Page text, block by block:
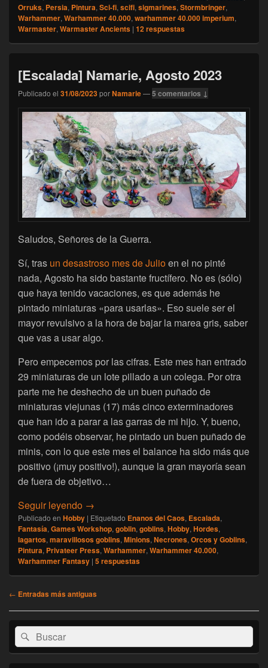
Orruks, Persia, Pintura, Sci-fi, scifi, sigmarines, Stormbringer,
Warhammer, Warhammer 40.000, warhammer 40.000 imperium,
Warmaster, Warmaster Ancients | 12respuestas
[Escalada] Namarie, Agosto 2023
Publicado el 31/08/2023porNamarie—5 comentarios ↓
Saludos, Señores de la Guerra.
Sí, tras un desastroso mes de Julioen el no pinté
nada, Agosto ha sido bastante fructífero. No es (sólo)
que haya tenido vacaciones, es que además he
pintado miniaturas «para usarlas». Eso suele ser el
mayor revulsivo a la hora de bajar la marea gris, saber
que vas a usar algo.
Pero empecemos por las cifras. Este mes han entrado
29 miniaturas de un lote pillado a un colega. Por otra
parte me he deshecho de un buen puñado de
miniaturas viejunas (17) más cinco exterminadores
que han ido a parar a las garras de mi hijo. Y, bueno,
como podéis observar, he pintado un buen puñado de
minis, con lo que este mes el balance ha sido más que
positivo (¡muy positivo!), aunque la gran mayoría sean
de fuera de objetivo…
Seguir leyendo [Escalada] Namarie, Agosto 2023
→
Publicado en Hobby | Etiquetado Enanos del Caos, Escalada,
Fantasía, Games Workshop, goblin, goblins, Hobby, Hordes,
lagartos, maravillosos goblins, Minions, Necrones, Orcos y Goblins,
Pintura, Privateer Press, Warhammer, Warhammer 40.000,
Warhammer Fantasy | 5respuestas
Navegación
← Entradas más antiguas
El
área
de
widget
Buscar
por:
Buscar